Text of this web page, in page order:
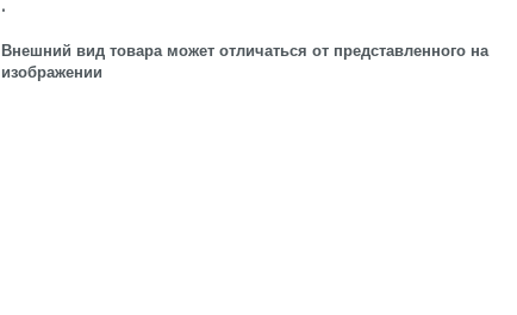
.
Внешний вид товара может отличаться от представленного на
изображении